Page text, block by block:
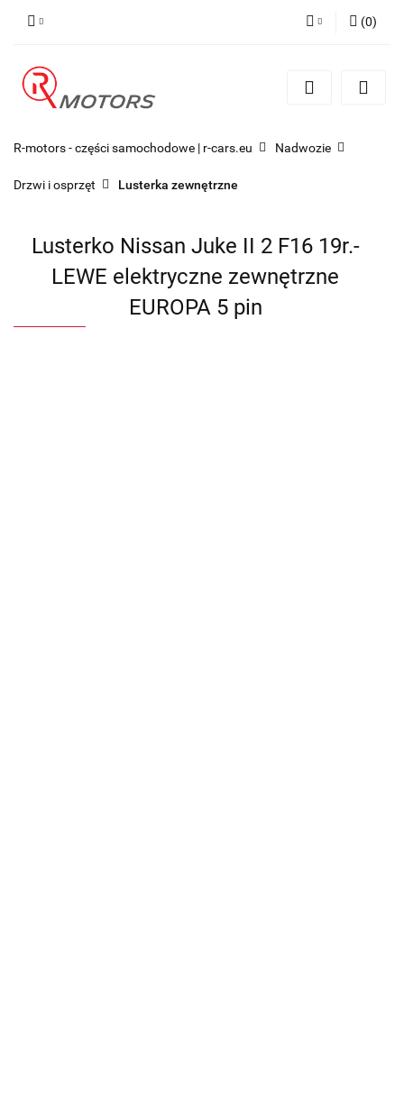
Zarejestruj się
(0)
R-motors - części samochodowe | r-cars.eu Nadwozie
Drzwi i osprzęt Lusterka zewnętrzne
Lusterko Nissan Juke II 2 F16 19r.-
LEWE elektryczne zewnętrzne
EUROPA 5 pin